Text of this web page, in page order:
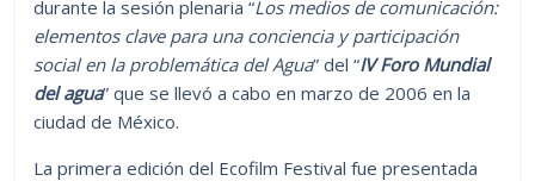
durante la sesión plenaria “Los medios de comunicación:
elementos clave para una conciencia y participación
social en la problemática del Agua” del “IV Foro Mundial
del agua” que se llevó a cabo en marzo de 2006 en la
ciudad de México.
La primera edición del Ecofilm Festival fue presentada